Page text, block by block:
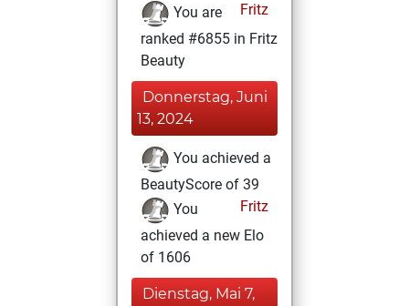
Fritz
You are
ranked #6855 in Fritz
Beauty
Donnerstag, Juni
13, 2024
You achieved a
BeautyScore of 39
Fritz
You
achieved a new Elo
of 1606
Dienstag, Mai 7,